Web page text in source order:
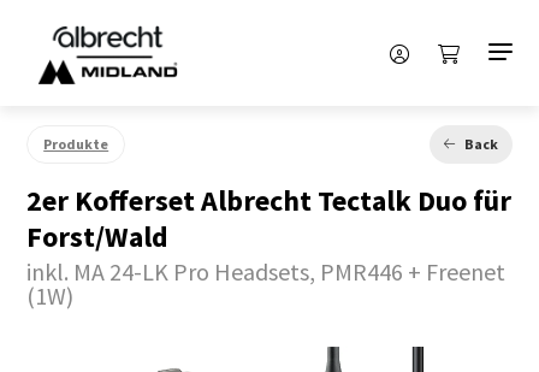
Produkte Back
2er Kofferset Albrecht Tectalk Duo für
Forst/Wald
inkl. MA 24-LK Pro Headsets, PMR446 + Freenet
(1W)